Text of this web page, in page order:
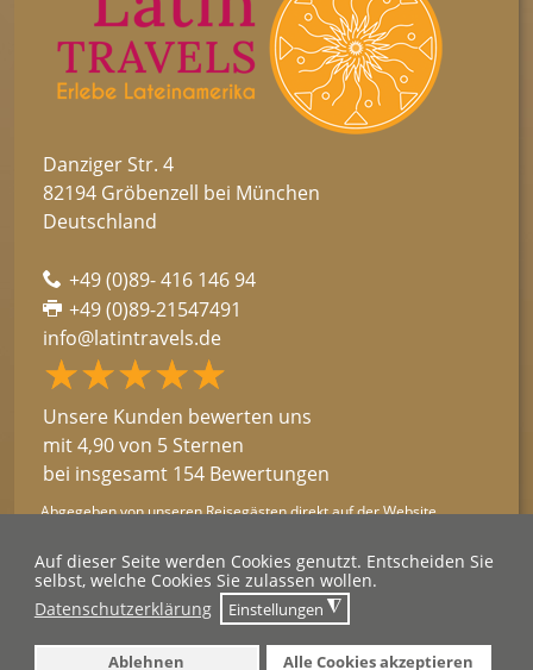
Auf dieser Seite werden Cookies genutzt. Entscheiden Sie
selbst, welche Cookies Sie zulassen wollen.
Datenschutzerklärung
Einstellungen ◮
Ablehnen Alle Cookies akzeptieren
Danziger Str. 4
82194 Gröbenzell bei München
Deutschland
+49 (0)89- 416 146 94
+49 (0)89-21547491
info@latintravels.de
★★★★★
☆☆☆☆☆
Unsere Kunden bewerten uns
mit 4,90 von 5 Sternen
bei insgesamt 154 Bewertungen
Abgegeben von unseren Reisegästen direkt auf der Website.
2026 © Latin Travels